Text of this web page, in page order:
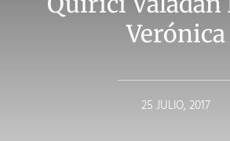
Verónica
25 JULIO, 2017